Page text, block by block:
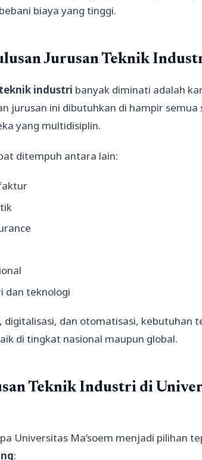
biaya yang tinggi.
Jurusan Teknik
industri banyak diminati adalah
jurusan ini dibutuhkan di hampir semua
yang multidisiplin.
ditempuh antara lain:
dan teknologi
dan otomatisasi, kebutuhan
di tingkat nasional maupun global.
Teknik Industri di
Universitas Ma’soem menjadi pilihan
: